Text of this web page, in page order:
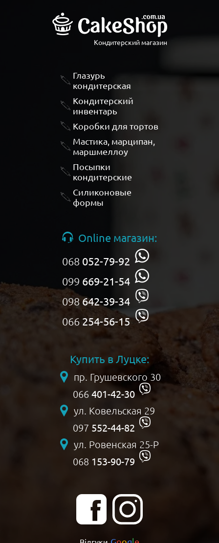
Кондитерский магазин
Глазурь
кондитерская
Кондитерский
инвентарь
Коробки для тортов
Мастика, марципан,
маршмеллоу
Посыпки
кондитерские
Силиконовые
формы
Online магазин:
068 052-79-92
099 669-21-54
098 642-39-34
066 254-56-15
Купить в Луцке:
пр. Грушевского 30
066 401-42-30
ул. Ковельская 29
097 552-44-82
ул. Ровенская 25-Р
068 153-90-79